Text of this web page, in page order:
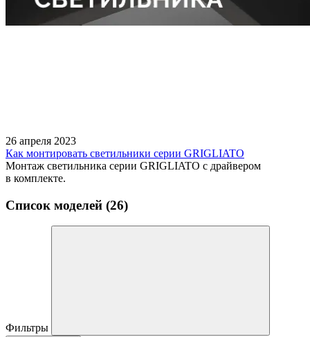
26 апреля 2023
Как монтировать светильники серии GRIGLIATO
Монтаж светильника серии GRIGLIATO с драйвером
в комплекте.
Список моделей (26)
Фильтры